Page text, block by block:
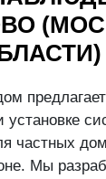
установке
частных
Мы